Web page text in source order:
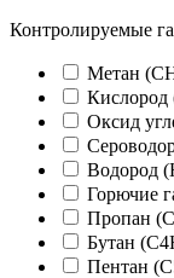
Контролируемые
Метан
Кислород
Оксид
Водород
Горючие
Пропан
Бутан
Пентан